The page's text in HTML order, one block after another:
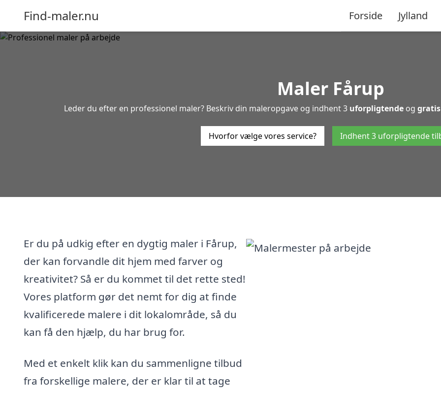
Find-maler.nu Forside Jylland
Maler Fårup
Leder du efter en professionel maler? Beskriv din maleropgave og indhent 3 uforpligtende og
Hvorfor vælge vores service? Indhent 3 uforpligtende
Er du på udkig efter en dygtig maler i Fårup,
der kan forvandle dit hjem med farver og
kreativitet? Så er du kommet til det rette sted!
Vores platform gør det nemt for dig at finde
kvalificerede malere i dit lokalområde, så du
kan få den hjælp, du har brug for.
Med et enkelt klik kan du sammenligne tilbud
fra forskellige malere, der er klar til at tage